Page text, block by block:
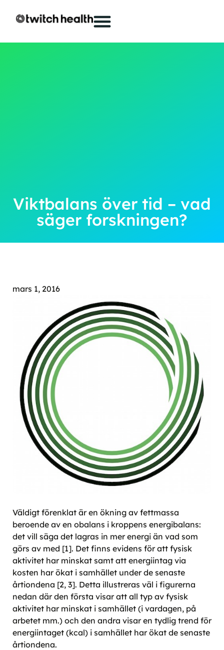
Viktbalans över tid – vad
säger forskningen?
mars 1, 2016
Väldigt förenklat är en ökning av fettmassa
beroende av en obalans i kroppens energibalans:
det vill säga det lagras in mer energi än vad som
görs av med [1]. Det finns evidens för att fysisk
aktivitet har minskat samt att energiintag via
kosten har ökat i samhället under de senaste
årtiondena [2, 3]. Detta illustreras väl i figurerna
nedan där den första visar att all typ av fysisk
aktivitet har minskat i samhället (i vardagen, på
arbetet mm.) och den andra visar en tydlig trend för
energiintaget (kcal) i samhället har ökat de senaste
årtiondena.